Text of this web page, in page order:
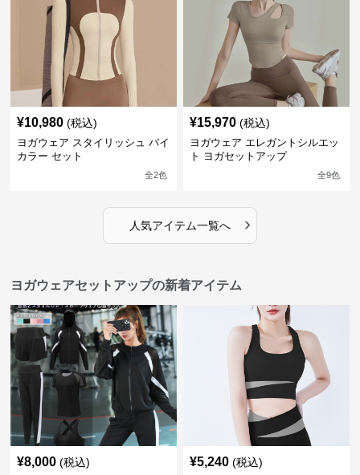
¥10,980 (税込)
ヨガウェア スタイリッシュ バイ
カラー セット
全2色
¥15,970 (税込)
ヨガウェア エレガントシルエッ
ト ヨガセットアップ
全9色
人気アイテム一覧へ ›
ヨガウェアセットアップの新着アイテム
¥8,000 (税込) ¥5,240 (税込)